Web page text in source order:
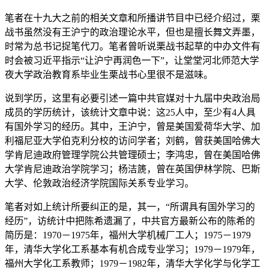
笔者在十九大之前的相关文章和所播讲节目中已经介绍过，栗
战书虽然没有王沪宁的政治理论水平，但也是擅长舞文弄墨，
时常为总书记捉笔代刀。笔者曾听说栗战书起草的中办文件有
时会被习近平指示“让沪宁再润色一下”，让堂堂河北师范大学
夜大学政治教育系毕业生栗战书心里很不是滋味。
说到学历，这里有必要引述一篇中共官媒对十九届中央政治局
成员的学历统计，该统计文章中说：这25人中，至少有4人具
有国外学习的经历。其中，王沪宁，曾是美国爱荷华大学、加
利福尼亚大学伯克利分校的访问学者；刘鹤，曾获美国哈佛大
学肯尼迪政府管理学院公共管理硕士；李鸿忠，曾在美国哈佛
大学肯尼迪政治学院学习；杨洁篪，曾在英国伊林学院、巴斯
大学、伦敦政治经济学院国际关系专业学习。
笔者对如上统计所要纠正的是，其一，“所谓具有国外学习的
经历”，访统计中把陈希遗漏了，中共官方最新公布的陈希的
简历是：1970－1975年，福州大学机械厂工人；1975－1979
年，清华大学化工系基本有机合成专业学习；1979－1979年，
福州大学化工系教师；1979－1982年，清华大学化学与化学工